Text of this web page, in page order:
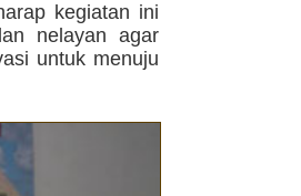
kegiatan ini
nelayan agar
untuk menuju